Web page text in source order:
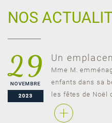
NOS
29
NOVEMBRE
2023
Un
Mme M.
enfants dans sa
les fêtes de Noël